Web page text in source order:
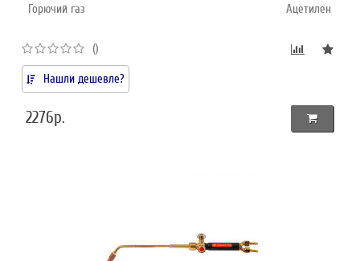
Горючий газ Ацетилен
()
Нашли дешевле?
2276р.